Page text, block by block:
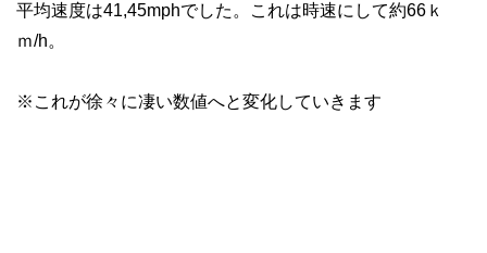
平均速度は41,45mphでした。これは時速にして約66ｋ
ｍ/h。
※これが徐々に凄い数値へと変化していきます